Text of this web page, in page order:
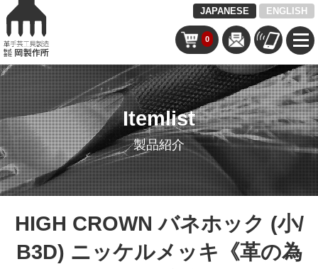
JAPANESE ENGLISH
0
Itemlist
製品紹介
HIGH CROWN バネホック (小/
B3D) ニッケルメッキ《革の為